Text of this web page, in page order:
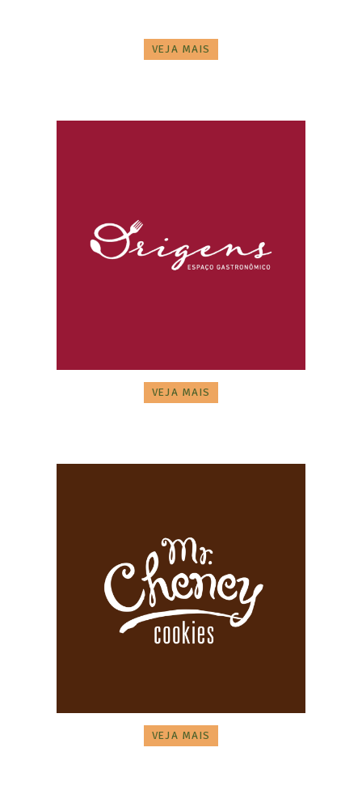
VEJA MAIS
VEJA MAIS
VEJA MAIS